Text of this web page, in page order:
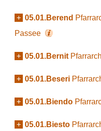
+ 05.01.Berend
Passee
+ 05.01.Bernit
+ 05.01.Beseri
+ 05.01.Biendo
+ 05.01.Biesto